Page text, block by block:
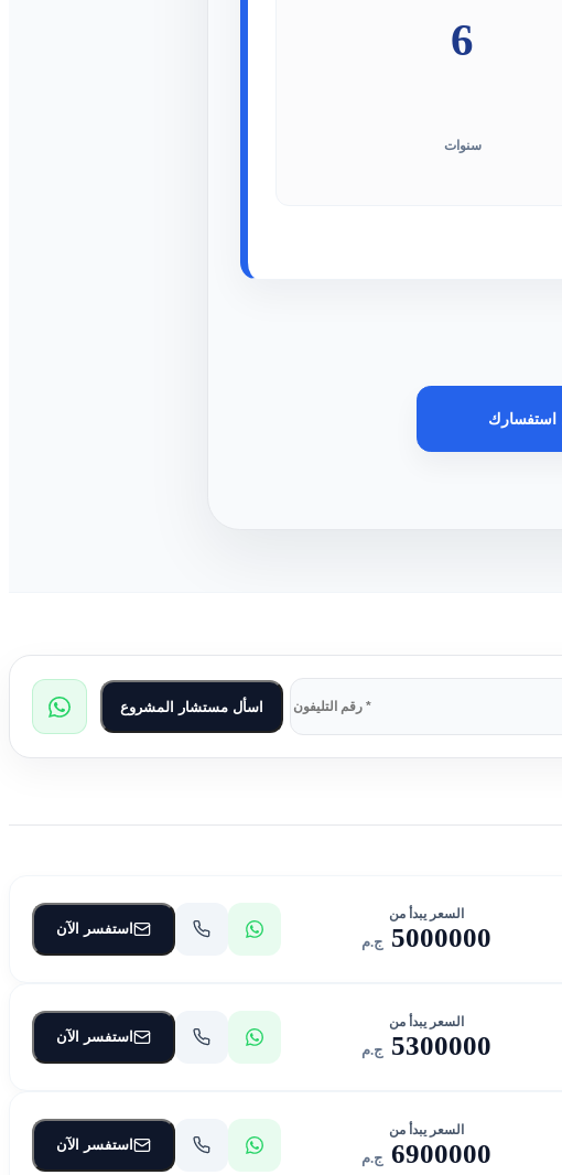
6
سنوات
استفسارك
اسأل مستشار المشروع
السعر يبدأ من
5000000 ج.م
استفسر الآن
السعر يبدأ من
5300000 ج.م
استفسر الآن
السعر يبدأ من
6900000 ج.م
استفسر الآن